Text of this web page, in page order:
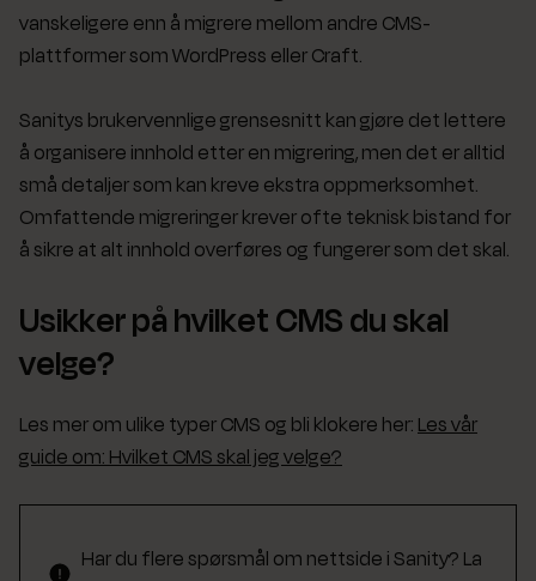
vanskeligere enn å migrere mellom andre CMS-
plattformer som WordPress eller Craft.
Sanitys brukervennlige grensesnitt kan gjøre det lettere
å organisere innhold etter en migrering, men det er alltid
små detaljer som kan kreve ekstra oppmerksomhet.
Omfattende migreringer krever ofte teknisk bistand for
å sikre at alt innhold overføres og fungerer som det skal.
Usikker på hvilket CMS du skal
velge?
Les mer om ulike typer CMS og bli klokere her: Les vår
guide om: Hvilket CMS skal jeg velge?
Har du flere spørsmål om nettside i Sanity? La